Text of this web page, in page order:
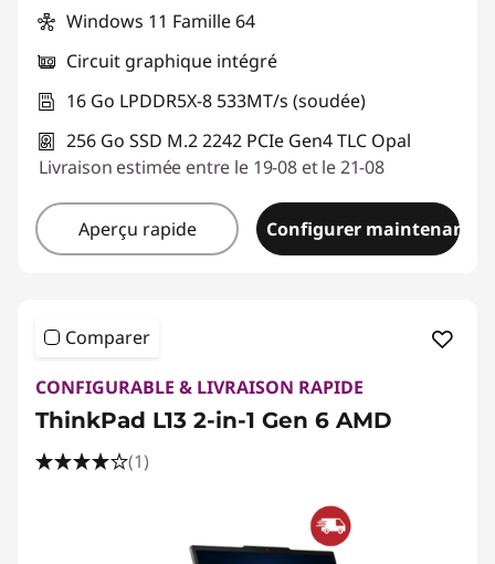
Windows 11 Famille 64
Circuit graphique intégré
16 Go LPDDR5X-8 533MT/s (soudée)
256 Go SSD M.2 2242 PCIe Gen4 TLC Opal
Livraison estimée entre le 19-08 et le 21-08
Aperçu rapide Configurer maintenant
Comparer
CONFIGURABLE & LIVRAISON RAPIDE
ThinkPad L13 2-in-1 Gen 6 AMD
(1)